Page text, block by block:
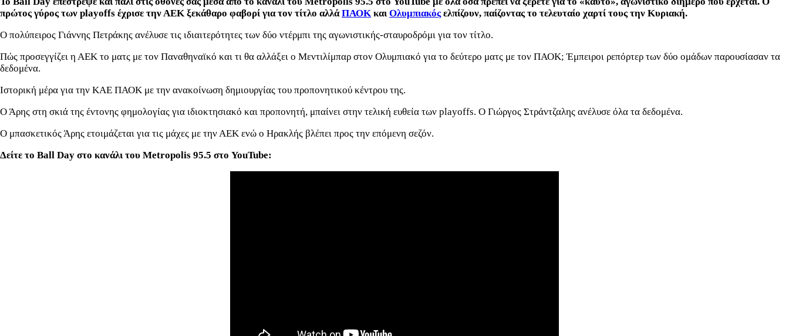
πρώτος γύρος των playoffs έχρισε την ΑΕΚ ξεκάθαρο φαβορί για τον τίτλο αλλάΠΑΟΚ καιΟλυμπιακόςελπίζουν, παίζοντας το τελευταίο χαρτί τους την Κυριακή.
Ο πολύπειρος Γιάννης Πετράκης ανέλυσε τις ιδιαιτερότητες των δύο ντέρμπι της αγωνιστικής-σταυροδρόμι για τον τίτλο.
Πώς προσεγγίζει η ΑΕΚ το ματς με τον Παναθηναϊκό και τι θα αλλάξει ο Μεντιλίμπαρ στον Ολυμπιακό για το δεύτερο ματς με τον ΠΑΟΚ; Έμπειροι ρεπόρτερ των δύο ομάδων παρουσίασαν τα
δεδομένα.
Ιστορική μέρα για την ΚΑΕ ΠΑΟΚ με την ανακοίνωση δημιουργίας του προπονητικού κέντρου της.
Ο Άρης στη σκιά της έντονης φημολογίας για ιδιοκτησιακό και προπονητή, μπαίνει στην τελική ευθεία των playoffs. Ο Γιώργος Στράντζαλης ανέλυσε όλα τα δεδομένα.
Ο μπασκετικός Άρης ετοιμάζεται για τις μάχες με την ΑΕΚ ενώ ο Ηρακλής βλέπει προς την επόμενη σεζόν.
Δείτε το Ball Day στο κανάλι του Metropolis 95.5 στο YouTube: